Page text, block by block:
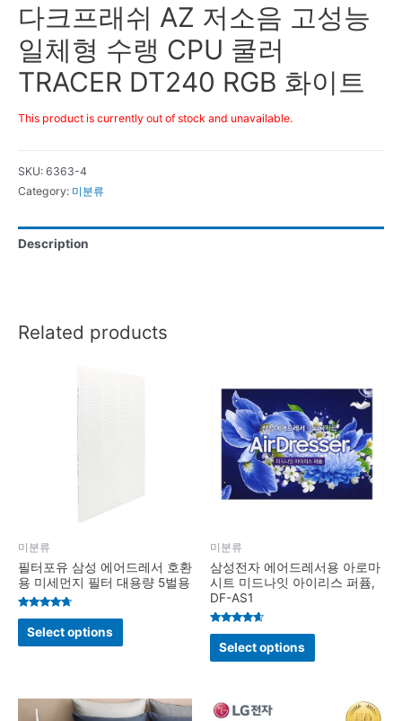
다크프래쉬 AZ 저소음 고성능
일체형 수랭 CPU 쿨러
TRACER DT240 RGB 화이트
This product is currently out of stock and unavailable.
SKU: 6363-4
Category: 미분류
Description
Related products
미분류
필터포유 삼성 에어드레서 호환
용 미세먼지 필터 대용량 5벌용
Rated
4.5
out of 5
Select options
미분류
삼성전자 에어드레서용 아로마
시트 미드나잇 아이리스 퍼퓸,
DF-AS1
Rated
4.4
out of 5
Select options